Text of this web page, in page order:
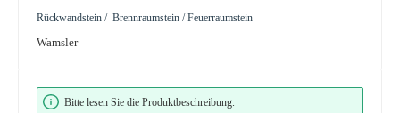
Rückwandstein / Brennraumstein / Feuerraumstein
Wamsler
Bildergalerie überspringen
Bitte lesen Sie die Produktbeschreibung.